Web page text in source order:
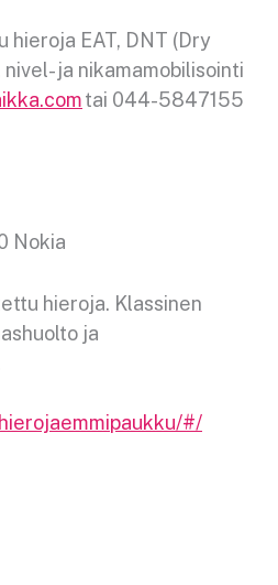
hieroja EAT, DNT (Dry
ja nikamamobilisointi
tai 044-5847155
Nokia
hieroja. Klassinen
ja
#/